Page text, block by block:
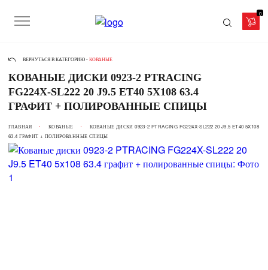
0
ВЕРНУТЬСЯ В КАТЕГОРИЮ - КОВАНЫЕ
КОВАНЫЕ ДИСКИ 0923-2 PTRACING
FG224X-SL222 20 J9.5 ET40 5X108 63.4
ГРАФИТ + ПОЛИРОВАННЫЕ СПИЦЫ
ГЛАВНАЯ КОВАНЫЕ
КОВАНЫЕ ДИСКИ 0923-2 PTRACING FG224X-SL222 20 J9.5 ET40 5X108
63.4 ГРАФИТ + ПОЛИРОВАННЫЕ СПИЦЫ